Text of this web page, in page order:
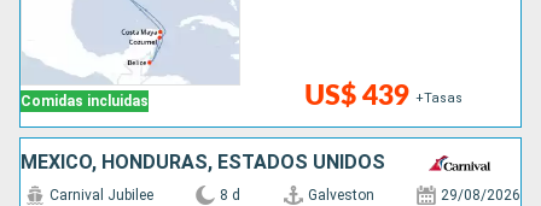
Comidas incluidas US$ 439 +Tasas
MÉXICO, HONDURAS, ESTADOS UNIDOS
Carnival Jubilee 8 d Galveston 29/08/2026